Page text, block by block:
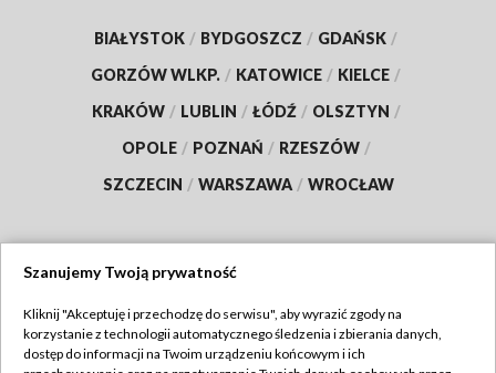
BIAŁYSTOK / BYDGOSZCZ / GDAŃSK /
GORZÓW WLKP. / KATOWICE / KIELCE /
KRAKÓW / LUBLIN / ŁÓDŹ / OLSZTYN /
OPOLE / POZNAŃ / RZESZÓW /
SZCZECIN / WARSZAWA / WROCŁAW
TVP
Szanujemy Twoją prywatność
Kliknij "Akceptuję i przechodzę do serwisu", aby wyrazić zgody na
korzystanie z technologii automatycznego śledzenia i zbierania danych,
dostęp do informacji na Twoim urządzeniu końcowym i ich